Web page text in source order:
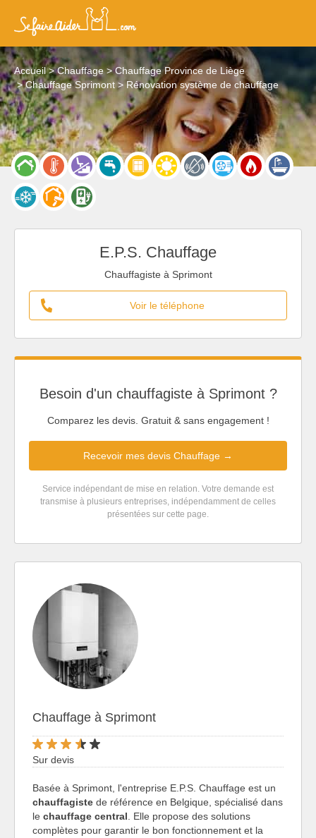
Accueil Chauffage
Chauffage Province de Liège
Chauffage Sprimont
Rénovation système de chauffage
E.P.S. Chauffage
Chauffagiste à Sprimont
Voir le téléphone
Besoin d'un chauffagiste à Sprimont ?
Comparez les devis. Gratuit & sans engagement !
Recevoir mes devis Chauffage →
Service indépendant de mise en relation. Votre demande est
transmise à plusieurs entreprises, indépendamment de celles
présentées sur cette page.
Chauffage à Sprimont
Sur devis
Basée à Sprimont, l'entreprise E.P.S. Chauffage est un
chauffagiste de référence en Belgique, spécialisé dans
le chauffage central . Elle propose des solutions
complètes pour garantir le bon fonctionnement et la